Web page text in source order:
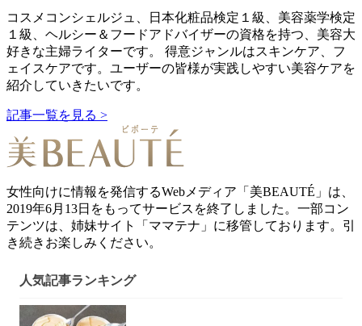
コスメコンシェルジュ、日本化粧品検定１級、美容薬学検定
１級、ヘルシー＆フードアドバイザーの資格を持つ、美容大
好きな主婦ライターです。 得意ジャンルはスキンケア、フ
ェイスケアです。ユーザーの皆様が実践しやすい美容ケアを
紹介していきたいです。
記事一覧を見る >
女性向けに情報を発信するWebメディア「美BEAUTÉ」は、
2019年6月13日をもってサービスを終了しました。一部コン
テンツは、姉妹サイト「ママテナ」に移管しております。引
き続きお楽しみください。
人気記事ランキング